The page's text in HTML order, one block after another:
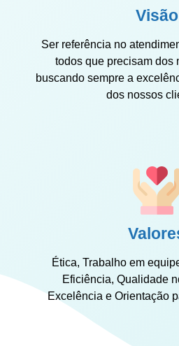
Visão
Ser referência no
todos que precisam dos
buscando sempre a
dos nossos
Ética, Trabalho em
Eficiência, Qualidade
Excelência e Orientação